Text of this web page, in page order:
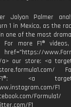
Jolyon Palmer
1 in Mexico, as the
one of the most
more F1®
a> our store: <a
<a
F1
Formula1/
F1